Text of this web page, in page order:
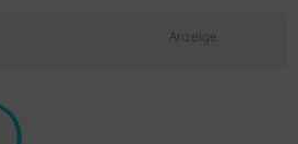
Anzeige